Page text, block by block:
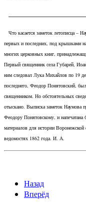
Что касается заметок летописца –
первых и последних, под крышками
многих церковных книг,
Первый священник села Губарей,
ним следовал Лука Михайлов по 19
последнего, Феодор Понятовский,
священником. Но обстоятельных
отыскано. Выписка заметок Наумова
Феодору Понятовскому, и напечатана
материалов для истории Воронежской
ведомостях 1862 года. И. А.
Назад
Вперёд